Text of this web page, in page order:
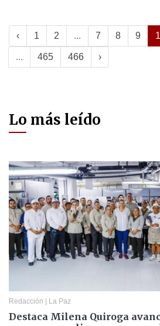
‹ 1 2 ... 7 8 9
... 465 466 ›
Lo más leído
Redacción La Paz
Destaca Milena Quiroga